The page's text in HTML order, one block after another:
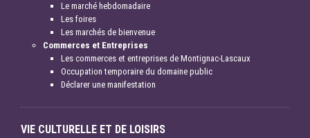
Le marché hebdomadaire
Les foires
Les marchés de bienvenue
Commerces et Entreprises
Les commerces et entreprises de Montignac-Lascaux
Occupation temporaire du domaine public
Déclarer une manifestation
VIE CULTURELLE ET DE LOISIRS